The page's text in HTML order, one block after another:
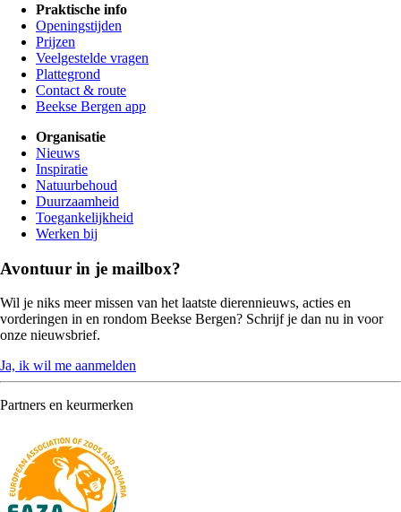
Praktische info
Openingstijden
Prijzen
Veelgestelde vragen
Plattegrond
Contact & route
Beekse Bergen app
Organisatie
Nieuws
Inspiratie
Natuurbehoud
Duurzaamheid
Toegankelijkheid
Werken bij
Avontuur in je mailbox?
Wil je niks meer missen van het laatste dierennieuws, acties en
vorderingen in en rondom Beekse Bergen? Schrijf je dan nu in voor
onze nieuwsbrief.
Ja, ik wil me aanmelden
Partners en keurmerken